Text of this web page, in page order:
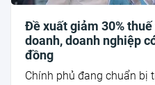
Đề xuất giảm 30%
doanh, doanh nghiệp
đồng
Chính phủ đang chuẩn bị